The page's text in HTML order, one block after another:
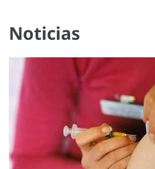
Noticias